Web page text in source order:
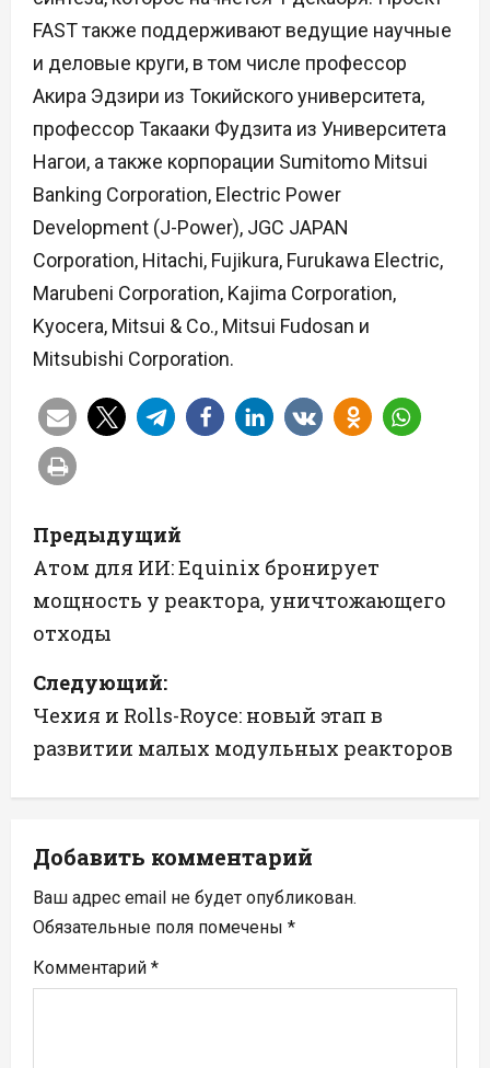
FAST также поддерживают ведущие научные
и деловые круги, в том числе профессор
Акира Эдзири из Токийского университета,
профессор Такааки Фудзита из Университета
Нагои, а также корпорации Sumitomo Mitsui
Banking Corporation, Electric Power
Development (J-Power), JGC JAPAN
Corporation, Hitachi, Fujikura, Furukawa Electric,
Marubeni Corporation, Kajima Corporation,
Kyocera, Mitsui & Co., Mitsui Fudosan и
Mitsubishi Corporation.
Н
а
в
г
а
ц
и
я
п
о
Предыдущий
Атом для ИИ: Equinix бронирует
мощность у реактора, уничтожающего
отходы
Следующий:
Чехия и Rolls-Royce: новый этап в
развитии малых модульных реакторов
Добавить комментарий
Ваш адрес email не будет опубликован.
Обязательные поля помечены *
Комментарий *